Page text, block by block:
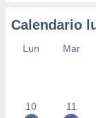
Calendario
Lun Mar
10 11